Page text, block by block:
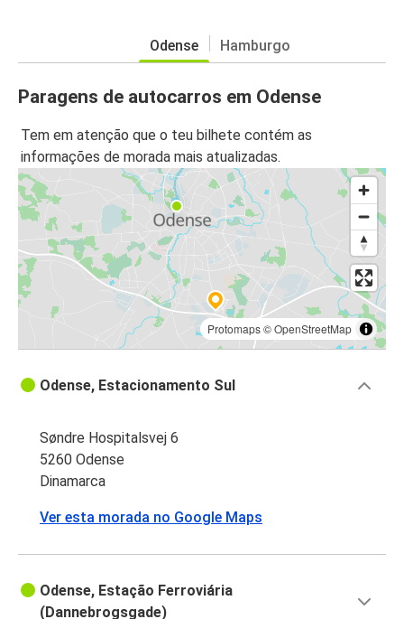
Odense Hamburgo
Paragens de autocarros em Odense
Tem em atenção que o teu bilhete contém as
informações de morada mais atualizadas.
Protomaps©OpenStreetMap
Odense, Estacionamento Sul
Søndre Hospitalsvej 6
5260 Odense
Dinamarca
Ver esta morada no Google Maps
Odense, Estação Ferroviária
(Dannebrogsgade)